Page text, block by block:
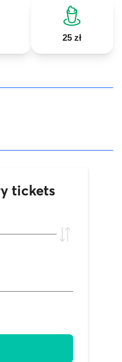
25 zł